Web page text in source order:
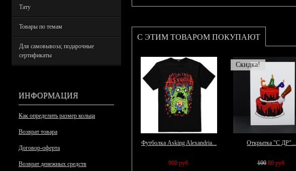
Тату
Товары по темам
Для самовывоза; подарочные
сертификаты
ИНФОРМАЦИЯ
Как определить размер кольца
Возврат товара
Договор-оферта
Возврат денежных средств
С ЭТИМ ТОВАРОМ ПОКУПАЮТ
Футболка Asking Alexandria...
900 руб.
Скидка!
Открытка "С ДР"...
100 80 руб.